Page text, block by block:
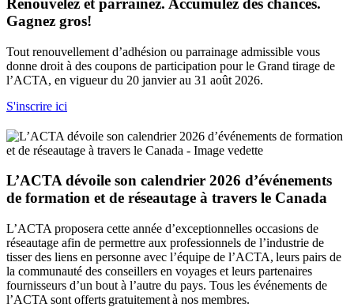
Renouvelez et parrainez. Accumulez des chances.
Gagnez gros!
Tout renouvellement d’adhésion ou parrainage admissible vous
donne droit à des coupons de participation pour le Grand tirage de
l’ACTA, en vigueur du 20 janvier au 31 août 2026.
S'inscrire ici
L’ACTA dévoile son calendrier 2026 d’événements
de formation et de réseautage à travers le Canada
L’ACTA proposera cette année d’exceptionnelles occasions de
réseautage afin de permettre aux professionnels de l’industrie de
tisser des liens en personne avec l’équipe de l’ACTA, leurs pairs de
la communauté des conseillers en voyages et leurs partenaires
fournisseurs d’un bout à l’autre du pays. Tous les événements de
l’ACTA sont offerts gratuitement à nos membres.